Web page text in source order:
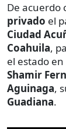
De acuerdo
privado el
Ciudad
Coahuila,
el estado
Shamir
Aguinaga,
Guadiana.